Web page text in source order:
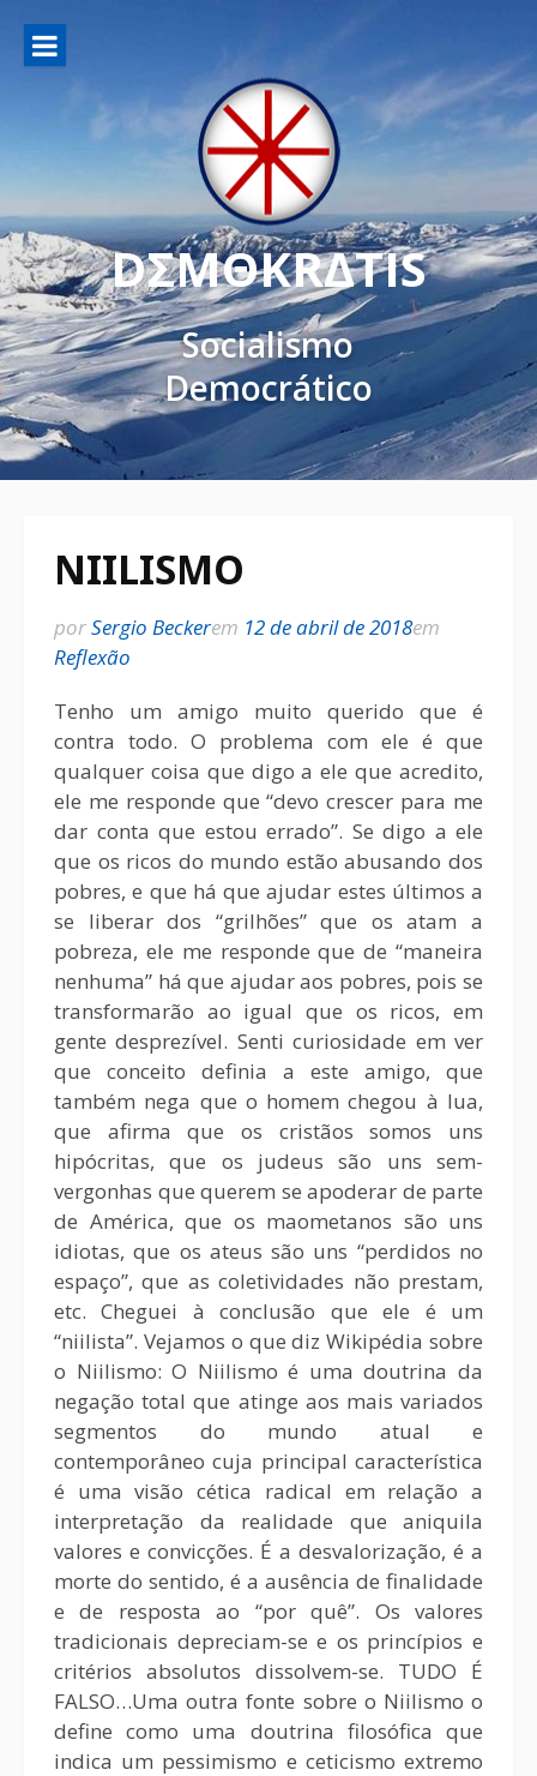
DΣMΘKRΔTIS
Socialismo
Democrático
NIILISMO
porSergio Beckerem 12 de abril de 2018em
Reflexão
Tenho um amigo muito querido que é
contra todo. O problema com ele é que
qualquer coisa que digo a ele que acredito,
ele me responde que “devo crescer para me
dar conta que estou errado”. Se digo a ele
que os ricos do mundo estão abusando dos
pobres, e que há que ajudar estes últimos a
se liberar dos “grilhões” que os atam a
pobreza, ele me responde que de “maneira
nenhuma” há que ajudar aos pobres, pois se
transformarão ao igual que os ricos, em
gente desprezível. Senti curiosidade em ver
que conceito definia a este amigo, que
também nega que o homem chegou à lua,
que afirma que os cristãos somos uns
hipócritas, que os judeus são uns sem-
vergonhas que querem se apoderar de parte
de América, que os maometanos são uns
idiotas, que os ateus são uns “perdidos no
espaço”, que as coletividades não prestam,
etc. Cheguei à conclusão que ele é um
“niilista”. Vejamos o que diz Wikipédia sobre
o Niilismo: O Niilismo é uma doutrina da
negação total que atinge aos mais variados
segmentos do mundo atual e
contemporâneo cuja principal característica
é uma visão cética radical em relação a
interpretação da realidade que aniquila
valores e convicções. É a desvalorização, é a
morte do sentido, é a ausência de finalidade
e de resposta ao “por quê”. Os valores
tradicionais depreciam-se e os princípios e
critérios absolutos dissolvem-se. TUDO É
FALSO…Uma outra fonte sobre o Niilismo o
define como uma doutrina filosófica que
indica um pessimismo e ceticismo extremo